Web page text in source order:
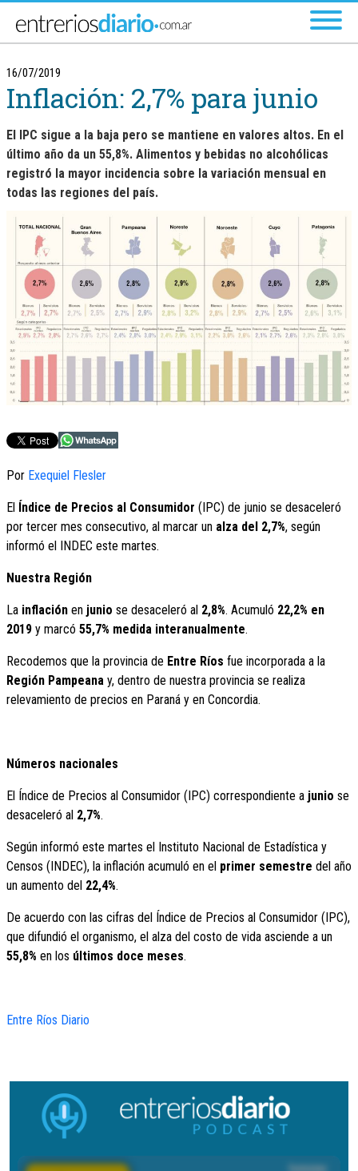
16/07/2019
Inflación: 2,7% para junio
El IPC sigue a la baja pero se mantiene en valores altos. En el
último año da un 55,8%. Alimentos y bebidas no alcohólicas
registró la mayor incidencia sobre la variación mensual en
todas las regiones del país.
Por Exequiel Flesler
El Índice de Precios al Consumidor (IPC) de junio se desaceleró
por tercer mes consecutivo, al marcar un alza del 2,7%, según
informó el INDEC este martes.
Nuestra Región
La inflación en junio se desaceleró al 2,8%. Acumuló 22,2% en
2019 y marcó 55,7% medida interanualmente.
Recodemos que la provincia de Entre Ríos fue incorporada a la
Región Pampeana y, dentro de nuestra provincia se realiza
relevamiento de precios en Paraná y en Concordia.
Números nacionales
El Índice de Precios al Consumidor (IPC) correspondiente a junio se
desaceleró al 2,7%.
Según informó este martes el Instituto Nacional de Estadística y
Censos (INDEC), la inflación acumuló en el primer semestre del año
un aumento del 22,4%.
De acuerdo con las cifras del Índice de Precios al Consumidor (IPC),
que difundió el organismo, el alza del costo de vida asciende a un
55,8% en los últimos doce meses.
Entre Ríos Diario